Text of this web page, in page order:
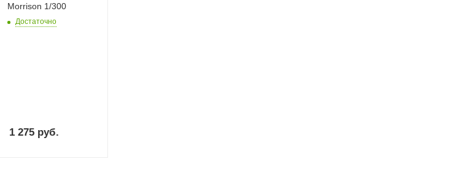
Morrison 1/300
Достаточно
1 275 руб.